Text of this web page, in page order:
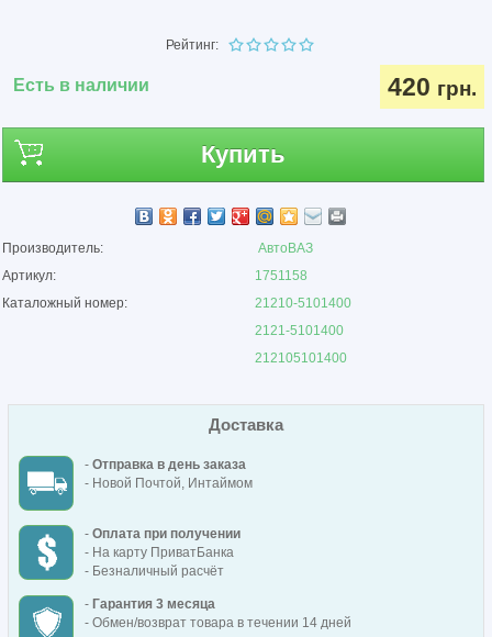
Рейтинг:
Есть в наличии 420 грн.
Купить
Производитель:
АвтоВАЗ
Артикул:
1751158
Каталожный номер:
21210-5101400
2121-5101400
212105101400
Доставка
- Отправка в день заказа
- Новой Почтой, Интаймом
- Оплата при получении
- На карту ПриватБанка
- Безналичный расчёт
- Гарантия 3 месяца
- Обмен/возврат товара в течении 14 дней